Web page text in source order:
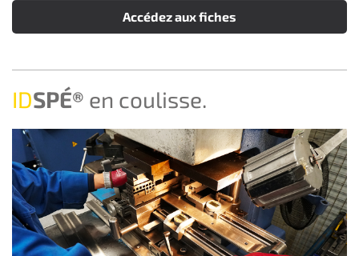
Accédez aux fiches
IDSPÉ® en coulisse.